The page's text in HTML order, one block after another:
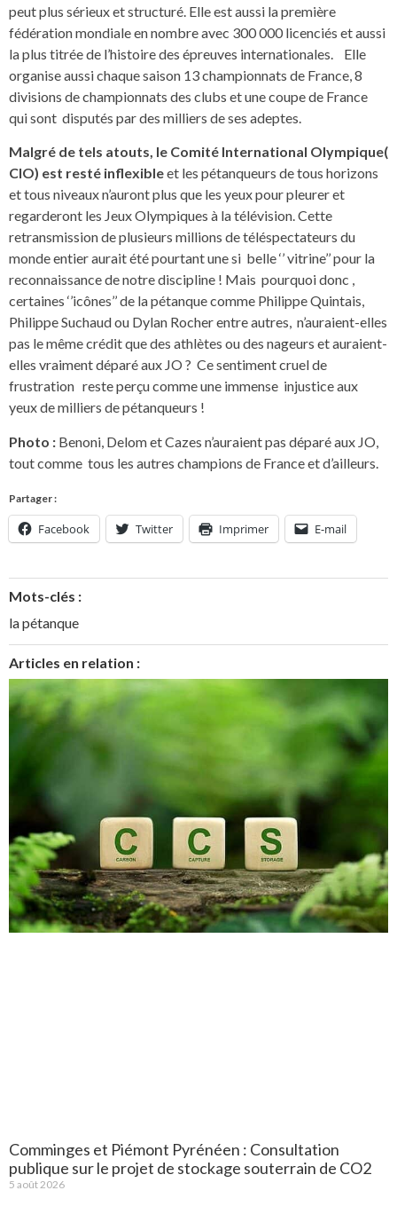
peut plus sérieux et structuré. Elle est aussi la première
fédération mondiale en nombre avec 300 000 licenciés et aussi
la plus titrée de l’histoire des épreuves internationales. Elle
organise aussi chaque saison 13 championnats de France, 8
divisions de championnats des clubs et une coupe de France
qui sont disputés par des milliers de ses adeptes.
Malgré de tels atouts, le Comité International Olympique(
CIO) est resté inflexibleet les pétanqueurs de tous horizons
et tous niveaux n’auront plus que les yeux pour pleurer et
regarderont les Jeux Olympiques à la télévision. Cette
retransmission de plusieurs millions de téléspectateurs du
monde entier aurait été pourtant une si belle ‘’ vitrine’’ pour la
reconnaissance de notre discipline ! Mais pourquoi donc ,
certaines ‘’icônes’’ de la pétanque comme Philippe Quintais,
Philippe Suchaud ou Dylan Rocher entre autres, n’auraient-elles
pas le même crédit que des athlètes ou des nageurs et auraient-
elles vraiment déparé aux JO ? Ce sentiment cruel de
frustration reste perçu comme une immense injustice aux
yeux de milliers de pétanqueurs !
Photo : Benoni, Delom et Cazes n’auraient pas déparé aux JO,
tout comme tous les autres champions de France et d’ailleurs.
Partager :
Facebook Twitter Imprimer E-mail
Mots-clés :
la pétanque
Articles en relation :
Comminges et Piémont Pyrénéen : Consultation
publique sur le projet de stockage souterrain de CO2
5 août 2026